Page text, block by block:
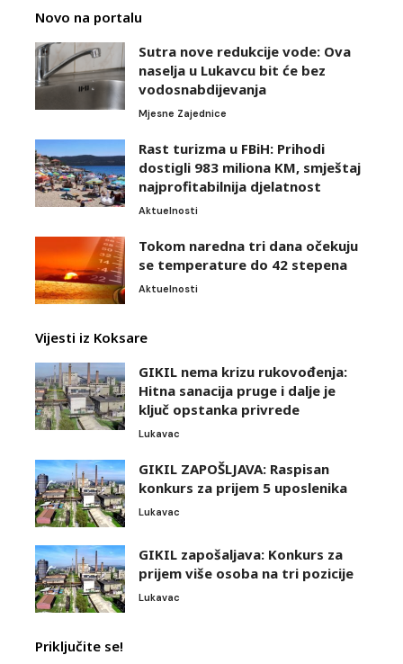
Novo na portalu
Sutra nove redukcije vode: Ova
naselja u Lukavcu bit će bez
vodosnabdijevanja
Mjesne Zajednice
Rast turizma u FBiH: Prihodi
dostigli 983 miliona KM, smještaj
najprofitabilnija djelatnost
Aktuelnosti
Tokom naredna tri dana očekuju
se temperature do 42 stepena
Aktuelnosti
Vijesti iz Koksare
GIKIL nema krizu rukovođenja:
Hitna sanacija pruge i dalje je
ključ opstanka privrede
Lukavac
GIKIL ZAPOŠLJAVA: Raspisan
konkurs za prijem 5 uposlenika
Lukavac
GIKIL zapošaljava: Konkurs za
prijem više osoba na tri pozicije
Lukavac
Priključite se!